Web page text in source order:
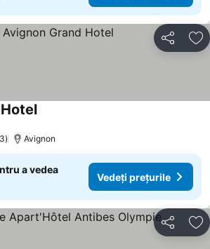
Distribuiți
Vedeți prețurile
Avignon
a vedea
Vedeți prețurile
Distribuiți